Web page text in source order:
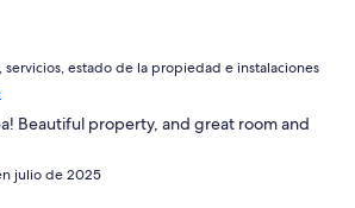
servicios, estado de la propiedad e instalaciones
Beautiful property, and great room and
julio de 2025